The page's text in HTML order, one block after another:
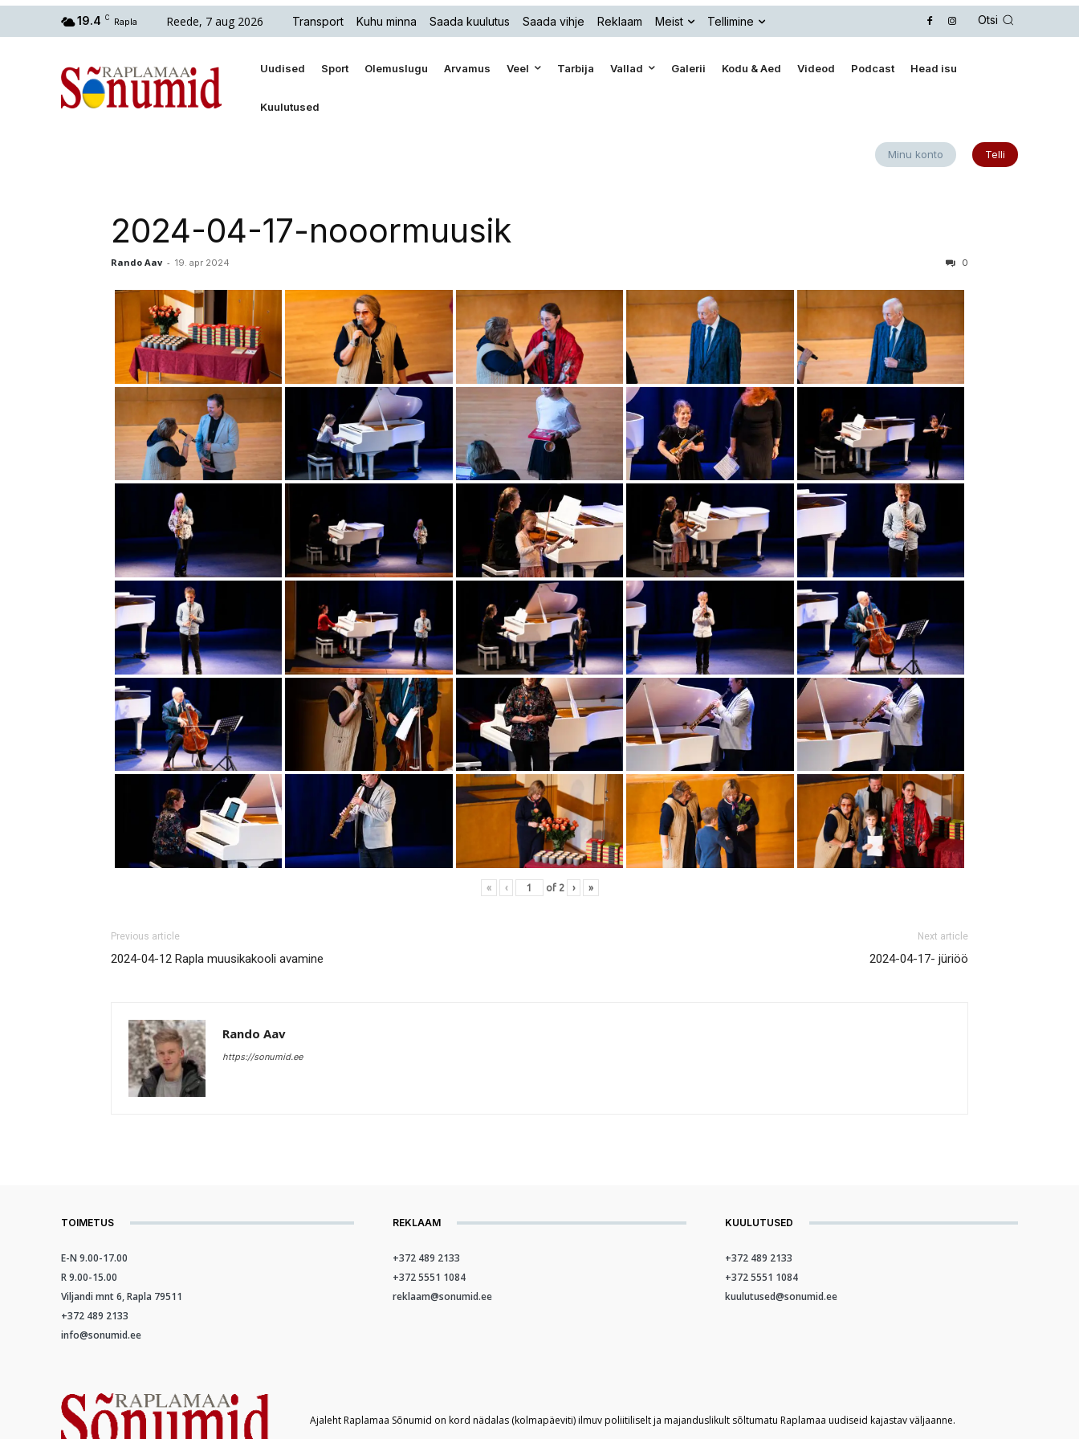
19.4 C Rapla Reede, 7 aug 2026 Transport Kuhu minna Saada kuulutus Saada vihje Reklaam Meist Tellimine Otsi
Uudised Sport Olemuslugu Arvamus Veel Tarbija Vallad Galerii Kodu & Aed Videod Podcast Head isu
Kuulutused
Minu konto Telli
2024-04-17-nooormuusik
Rando Aav - 19. apr 2024 0
« ‹ of 2 › »
Previous article
2024-04-12 Rapla muusikakooli avamine
Next article
2024-04-17- jüriöö
Rando Aav
https://sonumid.ee
TOIMETUS
E-N 9.00-17.00
R 9.00-15.00
Viljandi mnt 6, Rapla 79511
+372 489 2133
info@sonumid.ee
REKLAAM
+372 489 2133
+372 5551 1084
reklaam@sonumid.ee
KUULUTUSED
+372 489 2133
+372 5551 1084
kuulutused@sonumid.ee
Ajaleht Raplamaa Sõnumid on kord nädalas (kolmapäeviti) ilmuv poliitiliselt ja majanduslikult sõltumatu Raplamaa uudiseid kajastav väljaanne.